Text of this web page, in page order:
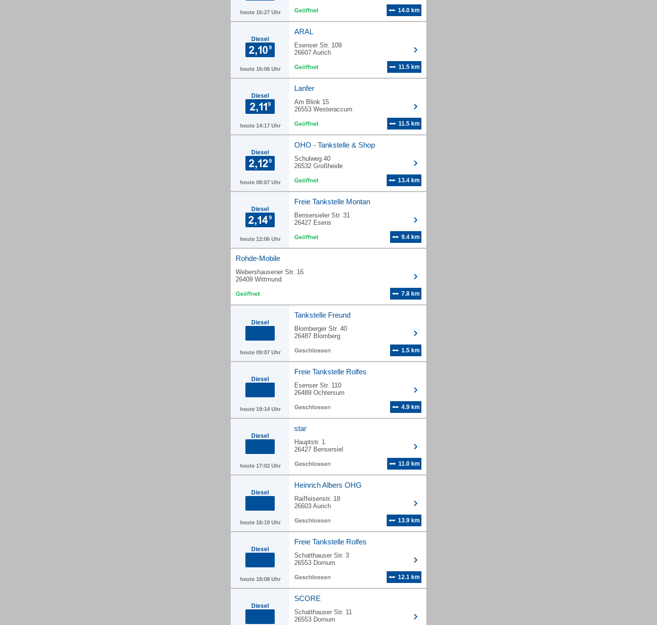
heute 16:27 Uhr 14.0 km
Diesel
heute 16:06 Uhr
ARAL
Esenser Str. 109
26607 Aurich
11.5 km
Diesel
heute 14:17 Uhr
Lanfer
Am Blink 15
26553 Westeraccum
11.5 km
Diesel
heute 08:07 Uhr
OHO - Tankstelle & Shop
Schulweg 40
26532 Großheide
13.4 km
Diesel
heute 12:06 Uhr
Freie Tankstelle Montan
Bensersieler Str. 31
26427 Esens
9.4 km
Rohde-Mobile
Webershausener Str. 16
26409 Wittmund
7.8 km
Diesel
heute 09:07 Uhr
Tankstelle Freund
Blomberger Str. 40
26487 Blomberg
1.5 km
Diesel
heute 19:14 Uhr
Freie Tankstelle Rolfes
Esenser Str. 110
26489 Ochtersum
4.9 km
Diesel
heute 17:02 Uhr
star
Hauptstr. 1
26427 Bensersiel
11.0 km
Diesel
heute 16:19 Uhr
Heinrich Albers OHG
Raiffeisenstr. 18
26603 Aurich
13.9 km
Diesel
heute 18:08 Uhr
Freie Tankstelle Rolfes
Schatthauser Str. 3
26553 Dornum
12.1 km
Diesel
SCORE
Schatthauser Str. 11
26553 Dornum